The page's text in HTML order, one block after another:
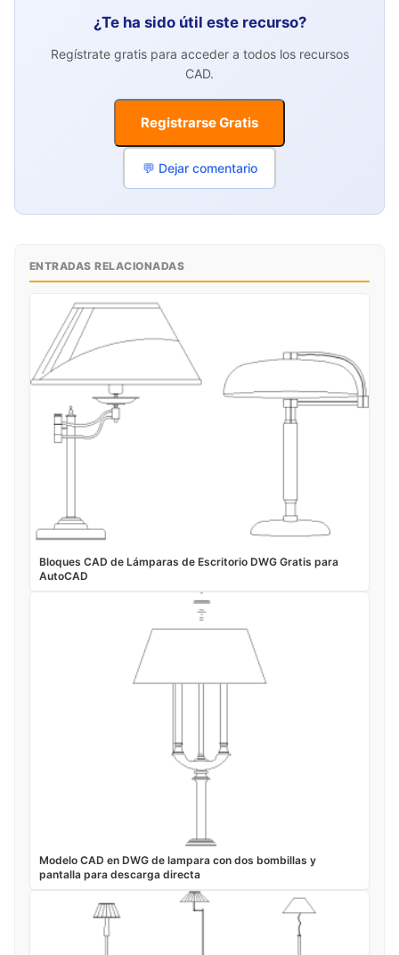
¿Te ha sido útil este recurso?
Regístrate gratis para acceder a todos los recursos
CAD.
Registrarse Gratis
💬 Dejar comentario
ENTRADAS RELACIONADAS
Bloques CAD de Lámparas de Escritorio DWG Gratis para
AutoCAD
Modelo CAD en DWG de lampara con dos bombillas y
pantalla para descarga directa